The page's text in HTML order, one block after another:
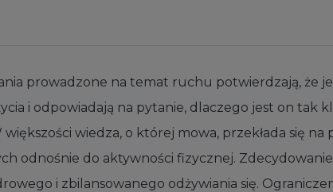
prowadzone na temat ruchu potwierdzają, że
i odpowiadają na pytanie, dlaczego jest on tak
wiedza, o której mowa, przekłada się na
odnośnie do aktywności fizycznej.
i zbilansowanego odżywiania się.